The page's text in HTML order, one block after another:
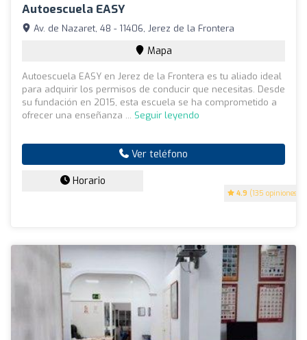
Autoescuela EASY
4.9 (135 opiniones)
Av. de Nazaret, 48 - 11406, Jerez de la Frontera
Mapa
Autoescuela EASY en Jerez de la Frontera es tu aliado ideal
para adquirir los permisos de conducir que necesitas. Desde
su fundación en 2015, esta escuela se ha comprometido a
ofrecer una enseñanza ... Seguir leyendo
Ver teléfono
Horario